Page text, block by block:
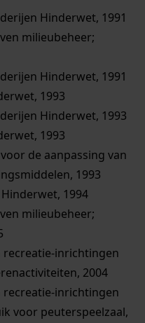
Hinderwet, 1991
milieubeheer;
Hinderwet, 1991
1993
Hinderwet, 1993
1993
de aanpassing van
1993
1994
milieubeheer;
recreatie-inrichtingen
2004
recreatie-inrichtingen
voor peuterspeelzaal,